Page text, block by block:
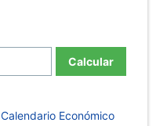
Calcular
Calendario Económico